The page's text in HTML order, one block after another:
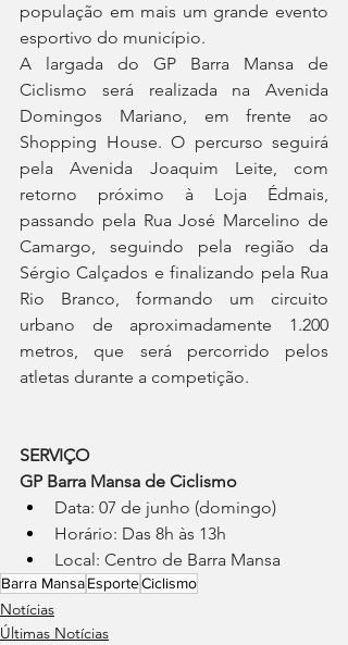
população em mais um grande evento
esportivo do município.
A largada do GP Barra Mansa de
Ciclismo será realizada na Avenida
Domingos Mariano, em frente ao
Shopping House. O percurso seguirá
pela Avenida Joaquim Leite, com
retorno próximo à Loja Édmais,
passando pela Rua José Marcelino de
Camargo, seguindo pela região da
Sérgio Calçados e finalizando pela Rua
Rio Branco, formando um circuito
urbano de aproximadamente 1.200
metros, que será percorrido pelos
atletas durante a competição.
SERVIÇO
GP Barra Mansa de Ciclismo
Data: 07 de junho (domingo)
Horário: Das 8h às 13h
Local: Centro de Barra Mansa
Barra MansaEsporteCiclismo
Notícias
Últimas Notícias